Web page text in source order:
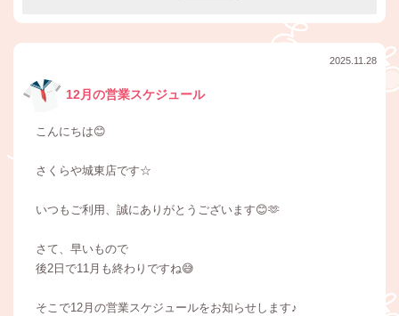
2025.11.28
12月の営業スケジュール
こんにちは😊
さくらや城東店です☆
いつもご利用、誠にありがとうございます😊🫶
さて、早いもので
後2日で11月も終わりですね😅
そこで12月の営業スケジュールをお知らせします♪